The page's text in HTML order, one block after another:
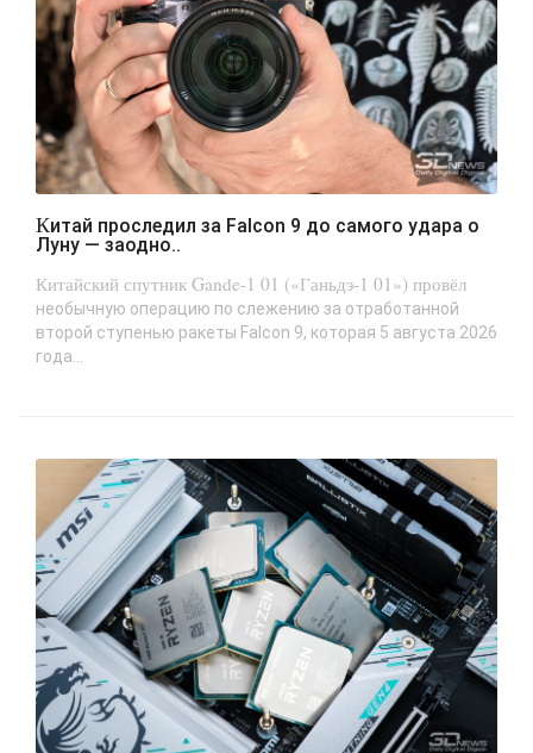
Китай проследил за Falcon 9 до самого удара о
Луну — заодно..
Китайский спутник Gande-1 01 («Ганьдэ-1 01») провёл
необычную операцию по слежению за отработанной
второй ступенью ракеты Falcon 9, которая 5 августа 2026
года...